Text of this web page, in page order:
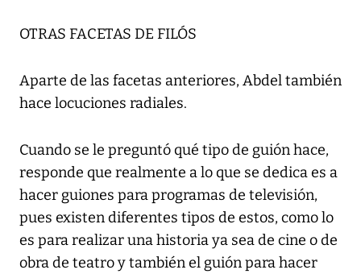
OTRAS FACETAS DE FILÓS
Aparte de las facetas anteriores, Abdel también
hace locuciones radiales.
Cuando se le preguntó qué tipo de guión hace,
responde que realmente a lo que se dedica es a
hacer guiones para programas de televisión,
pues existen diferentes tipos de estos, como lo
es para realizar una historia ya sea de cine o de
obra de teatro y también el guión para hacer